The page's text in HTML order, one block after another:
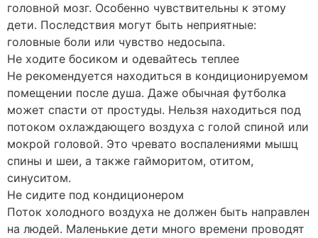
головной мозг. Особенно чувствительны к этому
дети. Последствия могут быть неприятные:
головные боли или чувство недосыпа.
Не ходите босиком и одевайтесь теплее
Не рекомендуется находиться в кондиционируемом
помещении после душа. Даже обычная футболка
может спасти от простуды. Нельзя находиться под
потоком охлаждающего воздуха с голой спиной или
мокрой головой. Это чревато воспалениями мышц
спины и шеи, а также гайморитом, отитом,
синуситом.
Не сидите под кондиционером
Поток холодного воздуха не должен быть направлен
на людей. Маленькие дети много времени проводят